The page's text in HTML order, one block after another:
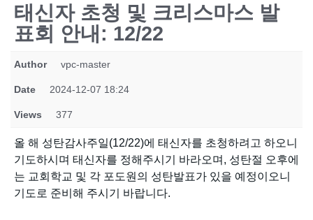
태신자 초청 및 크리스마스 발
표회 안내: 12/22
Author vpc-master
Date 2024-12-07 18:24
Views 377
올 해 성탄감사주일(12/22)에 태신자를 초청하려고 하오니
기도하시며 태신자를 정해주시기 바라오며, 성탄절 오후에
는 교회학교 및 각 포도원의 성탄발표가 있을 예정이오니
기도로 준비해 주시기 바랍니다.